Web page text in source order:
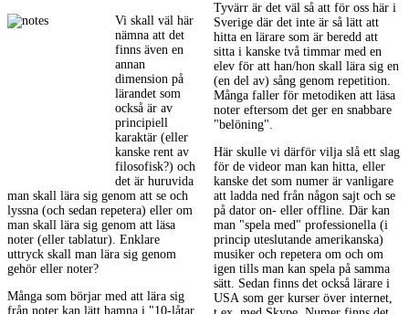
Vi skall väl här
nämna att det
finns även en
annan
dimension på
lärandet som
också är av
principiell
karaktär (eller
kanske rent av
filosofisk?) och
det är huruvida
man skall lära sig genom att se och
lyssna (och sedan repetera) eller om
man skall lära sig genom att läsa
noter (eller tablatur). Enklare
uttryck skall man lära sig genom
gehör eller noter?
Många som börjar med att lära sig
från noter kan lätt hamna i "10-låtar
Tyvärr är det väl så att för oss här i
Sverige där det inte är så lätt att
hitta en lärare som är beredd att
sitta i kanske två timmar med en
elev för att han/hon skall lära sig en
(en del av) sång genom repetition.
Många faller för metodiken att läsa
noter eftersom det ger en snabbare
"belöning".
Här skulle vi därför vilja slå ett slag
för de videor man kan hitta, eller
kanske det som numer är vanligare
att ladda ned från någon sajt och se
på dator on- eller offline. Där kan
man "spela med" professionella (i
princip uteslutande amerikanska)
musiker och repetera om och om
igen tills man kan spela på samma
sätt. Sedan finns det också lärare i
USA som ger kurser över internet,